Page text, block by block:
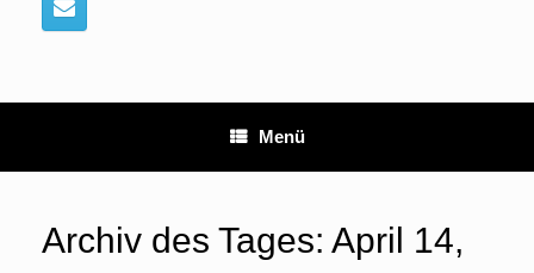
Menü
Archiv des Tages: April 14,